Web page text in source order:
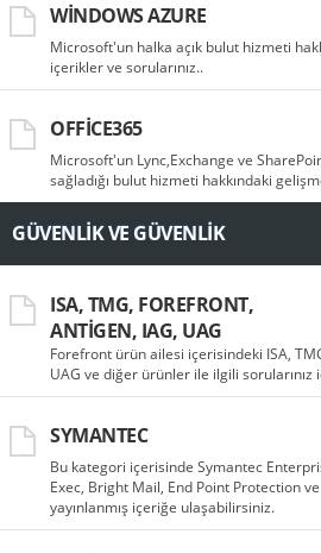
WINDOWS AZURE
Microsoft'un halka açık bulut hizmeti
içerikler ve sorularınız..
OFFICE365
Microsoft'un Lync,Exchange ve
sağladığı bulut hizmeti hakkındaki
GÜVENLIK VE GÜVENLIK
ISA, TMG, FOREFRONT,
ANTIGEN, IAG, UAG
Forefront ürün ailesi içerisindeki ISA,
UAG ve diğer ürünler ile ilgili sorularınız
SYMANTEC
Bu kategori içerisinde Symantec
Exec, Bright Mail, End Point Protection
yayınlanmış içeriğe ulaşabilirsiniz.